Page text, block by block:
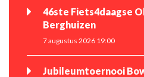
46ste Fiets4daagse
Berghuizen
7 augustus 2026 19:00
Jubileumtoernooi